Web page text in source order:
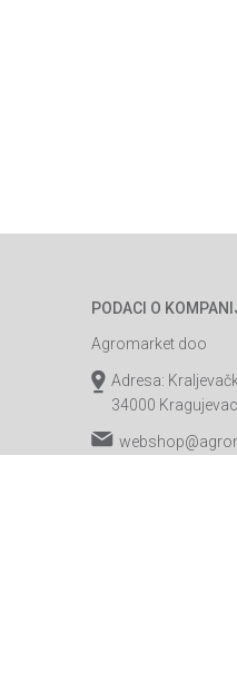
PODACI O
Agromarket doo
Adresa:
34000